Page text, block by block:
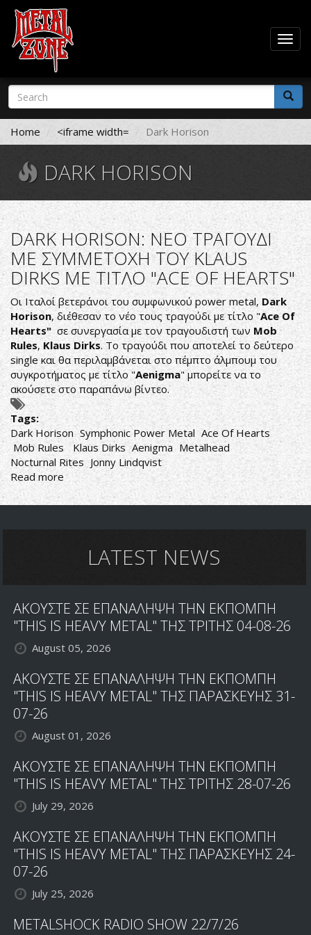
Skip
main
content
Search
form
Search
Home <iframe width= Dark Horison
DARK HORISON
DARK HORISON: ΝΕΟ ΤΡΑΓΟΥΔΙ
ΜΕ ΣΥΜΜΕΤΟΧΗ ΤΟΥ KLAUS
DIRKS ΜΕ ΤΙΤΛΟ "ACE OF HEARTS"
Οι Ιταλοί βετεράνοι του συμφωνικού power metal,Dark
Horison, διέθεσαν το νέο τους τραγούδι με τίτλο "Ace Of
Hearts"σε συνεργασία με τον τραγουδιστή των Mob
Rules,Klaus Dirks. Το τραγούδι που αποτελεί το δεύτερο
single και θα περιλαμβάνεται στο πέμπτο άλμπουμ του
συγκροτήματος με τίτλο "Aenigma" μπορείτε να το
ακούσετε στο παραπάνω βίντεο.
Tags:
Dark Horison Symphonic Power Metal Ace Of Hearts
Mob Rules
Klaus Dirks Aenigma Metalhead
Nocturnal Rites Jonny Lindqvist
Read moreabout
DARK
HORISON:
ΣΥΜΜΕΤΟΧΗ
DIRKS
ΜΕ
"ACE
HEARTS"
LATEST NEWS
ΑΚΟΥΣΤΕ ΣΕ ΕΠΑΝΑΛΗΨΗ ΤΗΝ ΕΚΠΟΜΠΗ
"THIS IS HEAVY METAL" ΤΗΣ ΤΡΙΤΗΣ 04-08-26
August 05, 2026
ΑΚΟΥΣΤΕ ΣΕ ΕΠΑΝΑΛΗΨΗ ΤΗΝ ΕΚΠΟΜΠΗ
"THIS IS HEAVY METAL" ΤΗΣ ΠΑΡΑΣΚΕΥΗΣ 31-
07-26
August 01, 2026
ΑΚΟΥΣΤΕ ΣΕ ΕΠΑΝΑΛΗΨΗ ΤΗΝ ΕΚΠΟΜΠΗ
"THIS IS HEAVY METAL" ΤΗΣ ΤΡΙΤΗΣ 28-07-26
July 29, 2026
ΑΚΟΥΣΤΕ ΣΕ ΕΠΑΝΑΛΗΨΗ ΤΗΝ ΕΚΠΟΜΠΗ
"THIS IS HEAVY METAL" ΤΗΣ ΠΑΡΑΣΚΕΥΗΣ 24-
07-26
July 25, 2026
METALSHOCK RADIO SHOW 22/7/26